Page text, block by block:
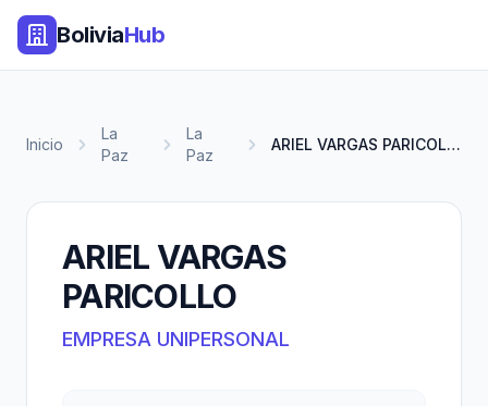
BoliviaHub
Inicio
La
Paz
La
Paz
ARIEL VARGAS PARICOLLO
ARIEL VARGAS
PARICOLLO
EMPRESA UNIPERSONAL